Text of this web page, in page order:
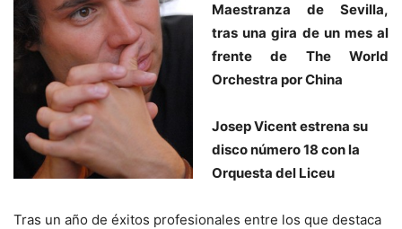
Maestranza de Sevilla,
tras una gira de un mes al
frente de The World
Orchestra por China
Josep Vicent estrena su
disco número 18 con la
Orquesta del Liceu
Tras un año de éxitos profesionales entre los que destaca